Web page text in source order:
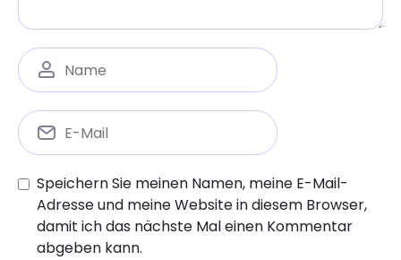
Speichern Sie meinen Namen, meine E-Mail-
Adresse und meine Website in diesem Browser,
damit ich das nächste Mal einen Kommentar
abgeben kann.